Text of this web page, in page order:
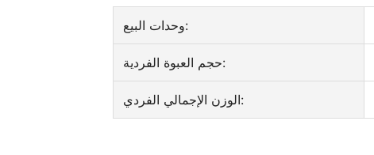
وحدات البيع:
حجم العبوة الفردية:
الوزن الإجمالي الفردي: